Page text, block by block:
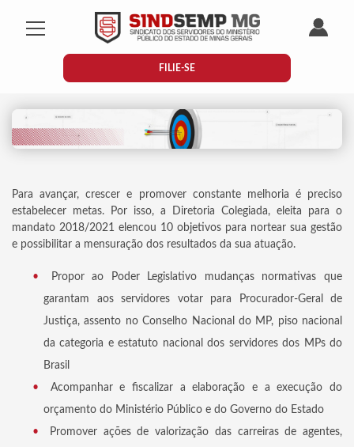
Mostrar/Esconder menu Área
FILIE-SE
METAS
Para avançar, crescer e promover constante melhoria é preciso
estabelecer metas. Por isso, a Diretoria Colegiada, eleita para o
mandato 2018/2021 elencou 10 objetivos para nortear sua gestão
e possibilitar a mensuração dos resultados da sua atuação.
Propor ao Poder Legislativo mudanças normativas que
garantam aos servidores votar para Procurador-Geral de
Justiça, assento no Conselho Nacional do MP, piso nacional
da categoria e estatuto nacional dos servidores dos MPs do
Brasil
Acompanhar e fiscalizar a elaboração e a execução do
orçamento do Ministério Público e do Governo do Estado
Promover ações de valorização das carreiras de agentes,